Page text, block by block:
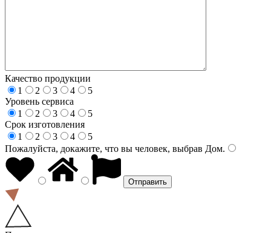
Качество продукции
1
2 3 4
5
Уровень сервиса
1
2 3 4
5
Срок изготовления
1
2 3 4
5
Пожалуйста, докажите, что вы человек, выбрав Дом.